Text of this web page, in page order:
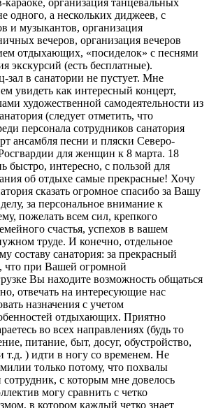
караоке, организация танцевальных
одного, а нескольких диджеев, с
и музыкантов, организация
вечеров, организация вечеров
отдыхающих, «посиделок» с песнями
экскурсий (есть бесплатные).
зал в санатории не пустует. Мне
увидеть как интересный концерт,
художественной самодеятельности из
(следует отметить, что
персонала сотрудников санатория
ансамбля песни и пляски Северо-
для женщин к 8 марта. 18
быстро, интересно, с пользой для
об отдыхе самые прекрасные! Хочу
сказать огромное спасибо за Вашу
за персональное внимание к
пожелать всем сил, крепкого
счастья, успехов в вашем
труде. И конечно, отдельное
составу санатория: за прекрасный
что при Вашей огромной
Вы находите возможность общаться
отвечать на интересующие нас
назначения с учетом
отдыхающих. Приятно
во всех направлениях (будь то
питание, быт, досуг, обустройство,
т.д. ) идти в ногу со временем. Не
только потому, что похвалы
с которым мне довелось
могу сравнить с четко
в котором каждый четко знает